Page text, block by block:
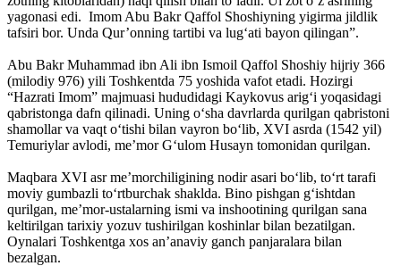
yagonasi edi. Imom Abu Bakr Qaffol Shoshiyning yigirma jildlik
tafsiri bor. Unda Qur’onning tartibi va lug‘ati bayon qilingan”.
Abu Bakr Muhammad ibn Ali ibn Ismoil Qaffol Shoshiy hijriy 366
(milodiy 976) yili Toshkentda 75 yoshida vafot etadi. Hozirgi
“Hazrati Imom” majmuasi hududidagi Kaykovus arig‘i yoqasidagi
qabristonga dafn qilinadi. Uning o‘sha davrlarda qurilgan qabristoni
shamollar va vaqt o‘tishi bilan vayron bo‘lib, XVI asrda (1542 yil)
Temuriylar avlodi, me’mor G‘ulom Husayn tomonidan qurilgan.
Maqbara XVI asr me’morchiligining nodir asari bo‘lib, to‘rt tarafi
moviy gumbazli to‘rtburchak shaklda. Bino pishgan g‘ishtdan
qurilgan, me’mor-ustalarning ismi va inshootining qurilgan sana
keltirilgan tarixiy yozuv tushirilgan koshinlar bilan bezatilgan.
Oynalari Toshkentga xos an’anaviy ganch panjaralara bilan
bezalgan.